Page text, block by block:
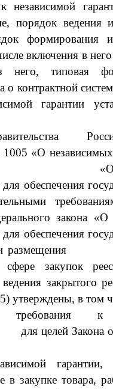
независимой
порядок
формирования
включения в
него, типовая
о контрактной
гарантии
«О независимых
для обеспечения
закона «О
для обеспечения
размещения
закупок
закрытого
утверждены, в том
требования
для целей Закона
гарантии,
в закупке товара,